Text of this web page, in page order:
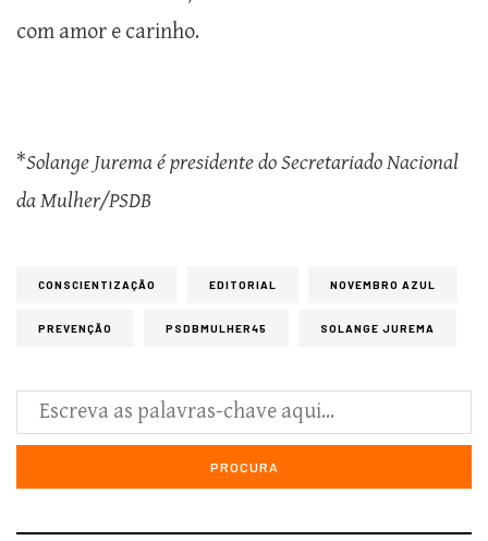
com amor e carinho.
*Solange Jurema é presidente do Secretariado Nacional
da Mulher/PSDB
CONSCIENTIZAÇÃO EDITORIAL NOVEMBRO AZUL
PREVENÇÃO PSDBMULHER45 SOLANGE JUREMA